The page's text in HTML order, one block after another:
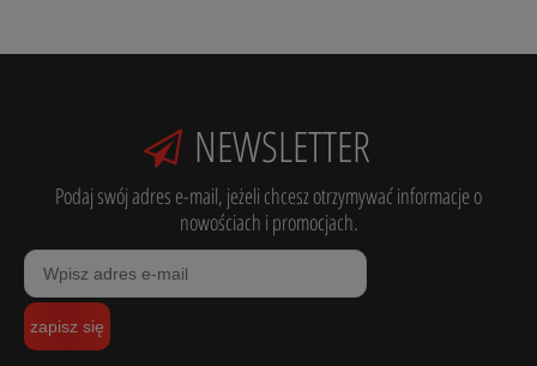
NEWSLETTER
Podaj swój adres e-mail, jeżeli chcesz otrzymywać informacje o
nowościach i promocjach.
zapisz się